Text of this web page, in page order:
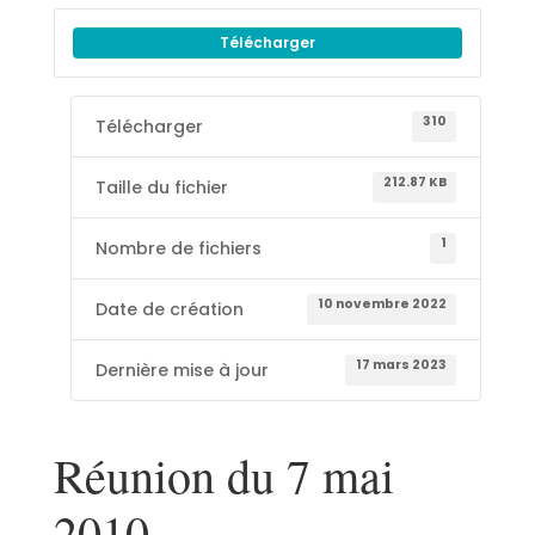
Télécharger
Télécharger 310
Taille du fichier 212.87 KB
Nombre de fichiers 1
Date de création 10 novembre 2022
Dernière mise à jour 17 mars 2023
Réunion du 7 mai